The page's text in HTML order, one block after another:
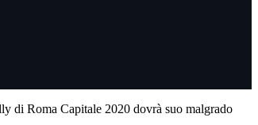
di Roma Capitale 2020 dovrà suo malgrado